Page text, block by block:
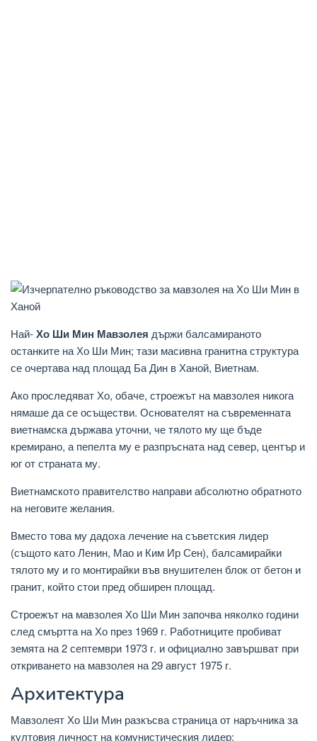
Най-Хо Ши Мин Мавзолея държи балсамираното
останките на Хо Ши Мин; тази масивна гранитна структура
се очертава над площад Ба Дин в Ханой, Виетнам.
Ако проследяват Хо, обаче, строежът на мавзолея никога
нямаше да се осъществи. Основателят на съвременната
виетнамска държава уточни, че тялото му ще бъде
кремирано, а пепелта му е разпръсната над север, център и
юг от страната му.
Виетнамското правителство направи абсолютно обратното
на неговите желания.
Вместо това му дадоха лечение на съветския лидер
(същото като Ленин, Мао и Ким Ир Сен), балсамирайки
тялото му и го монтирайки във внушителен блок от бетон и
гранит, който стои пред обширен площад.
Строежът на мавзолея Хо Ши Мин започва няколко години
след смъртта на Хо през 1969 г. Работниците пробиват
земята на 2 септември 1973 г. и официално завършват при
откриването на мавзолея на 29 август 1975 г.
Архитектура
Мавзолеят Хо Ши Мин разкъсва страница от наръчника за
култовия личност на комунистическия лидер: